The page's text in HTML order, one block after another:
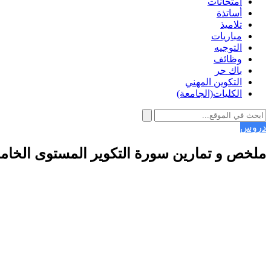
أساتذة
تلاميذ
مباريات
التوجيه
وظائف
باك حر
التكوين المهني
الكليات(الجامعة)
دروس
ملخص و تمارين سورة التكوير المستوى